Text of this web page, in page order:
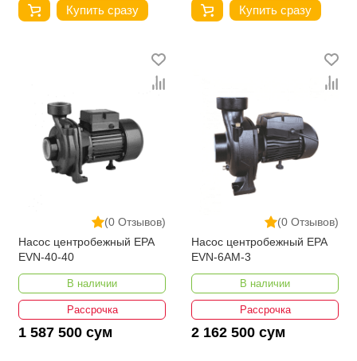
Купить сразу Купить сразу
(0 Отзывов)
Насос центробежный EPA
EVN-40-40
В наличии
Рассрочка
1 587 500 сум
(0 Отзывов)
Насос центробежный EPA
EVN-6AM-3
В наличии
Рассрочка
2 162 500 сум